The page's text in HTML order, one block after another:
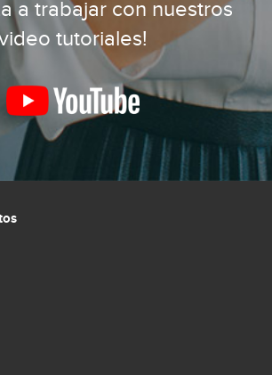
a trabajar con nuestros
tutoriales!